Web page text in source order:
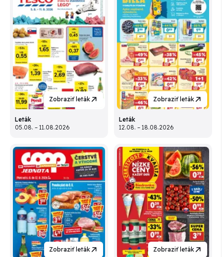
Zobraziť leták
Leták
05.08. – 11.08.2026
Zobraziť leták
Leták
12.08. – 18.08.2026
Zobraziť leták Zobraziť leták